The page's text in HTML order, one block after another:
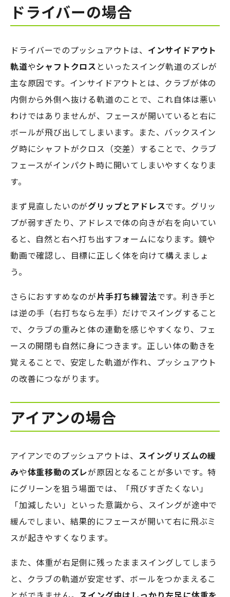
ドライバーの場合
ドライバーでのプッシュアウトは、 インサイドアウト
軌道やシャフトクロス といったスイング軌道のズレが
主な原因です。インサイドアウトとは、クラブが体の
内側から外側へ抜ける軌道のことで、これ自体は悪い
わけではありませんが、フェースが開いていると右に
ボールが飛び出してしまいます。また、バックスイン
グ時にシャフトがクロス（交差）することで、クラブ
フェースがインパクト時に開いてしまいやすくなりま
す。
まず見直したいのがグリップとアドレスです。グリッ
プが弱すぎたり、アドレスで体の向きが右を向いてい
ると、自然と右へ打ち出すフォームになります。鏡や
動画で確認し、目標に正しく体を向けて構えましょ
う。
さらにおすすめなのが片手打ち練習法です。利き手と
は逆の手（右打ちなら左手）だけでスイングすること
で、クラブの重みと体の連動を感じやすくなり、フェ
ースの開閉も自然に身につきます。正しい体の動きを
覚えることで、安定した軌道が作れ、プッシュアウト
の改善につながります。
アイアンの場合
アイアンでのプッシュアウトは、 スイングリズムの緩
みや体重移動のズレが原因となることが多いです。特
にグリーンを狙う場面では、「飛びすぎたくない」
「加減したい」といった意識から、スイングが途中で
緩んでしまい、結果的にフェースが開いて右に飛ぶミ
スが起きやすくなります。
また、体重が右足側に残ったままスイングしてしまう
と、クラブの軌道が安定せず、ボールをつかまえるこ